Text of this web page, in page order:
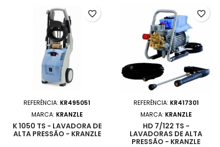
REFERÊNCIA: KR495051
MARCA: KRANZLE
K 1050 TS - LAVADORA DE
ALTA PRESSÃO - KRANZLE
favorite_border
REFERÊNCIA: KR417301
MARCA: KRANZLE
HD 7/122 TS -
LAVADORAS DE ALTA
PRESSÃO - KRANZLE
favorite_border